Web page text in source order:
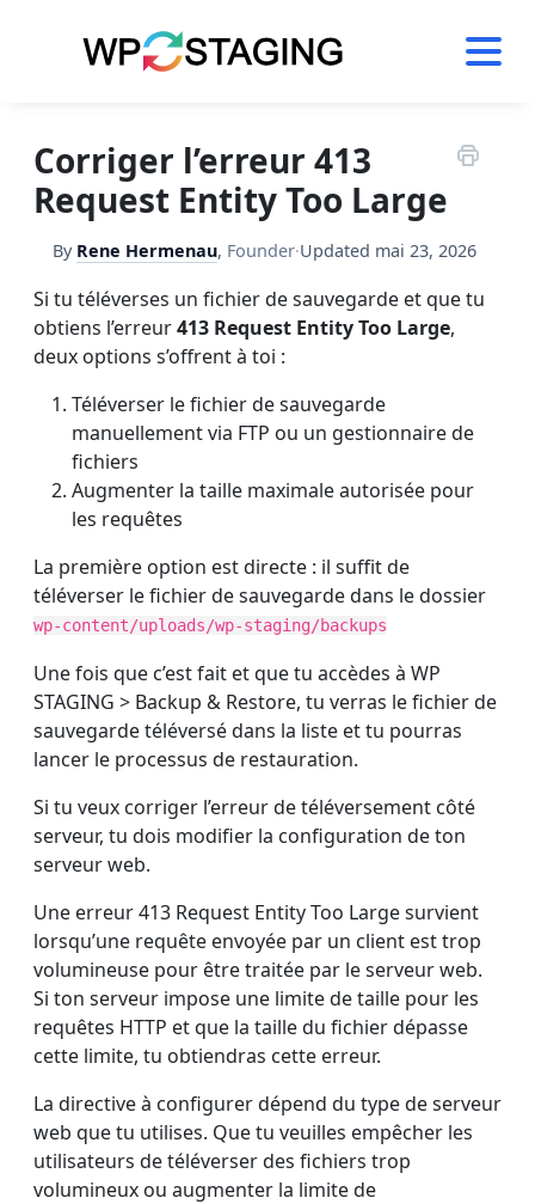
Corriger l’erreur 413
Request Entity Too Large
By Rene Hermenau, Founder·Updated mai 23, 2026
Si tu téléverses un fichier de sauvegarde et que tu
obtiens l’erreur413 Request Entity Too Large,
deux options s’offrent à toi :
Téléverser le fichier de sauvegarde
manuellement via FTP ou un gestionnaire de
fichiers
Augmenter la taille maximale autorisée pour
les requêtes
La première option est directe : il suffit de
téléverser le fichier de sauvegarde dans le dossier
wp-content/uploads/wp-staging/backups
Une fois que c’est fait et que tu accèdes à WP
STAGING > Backup & Restore, tu verras le fichier de
sauvegarde téléversé dans la liste et tu pourras
lancer le processus de restauration.
Si tu veux corriger l’erreur de téléversement côté
serveur, tu dois modifier la configuration de ton
serveur web.
Une erreur 413 Request Entity Too Large survient
lorsqu’une requête envoyée par un client est trop
volumineuse pour être traitée par le serveur web.
Si ton serveur impose une limite de taille pour les
requêtes HTTP et que la taille du fichier dépasse
cette limite, tu obtiendras cette erreur.
La directive à configurer dépend du type de serveur
web que tu utilises. Que tu veuilles empêcher les
utilisateurs de téléverser des fichiers trop
volumineux ou augmenter la limite de